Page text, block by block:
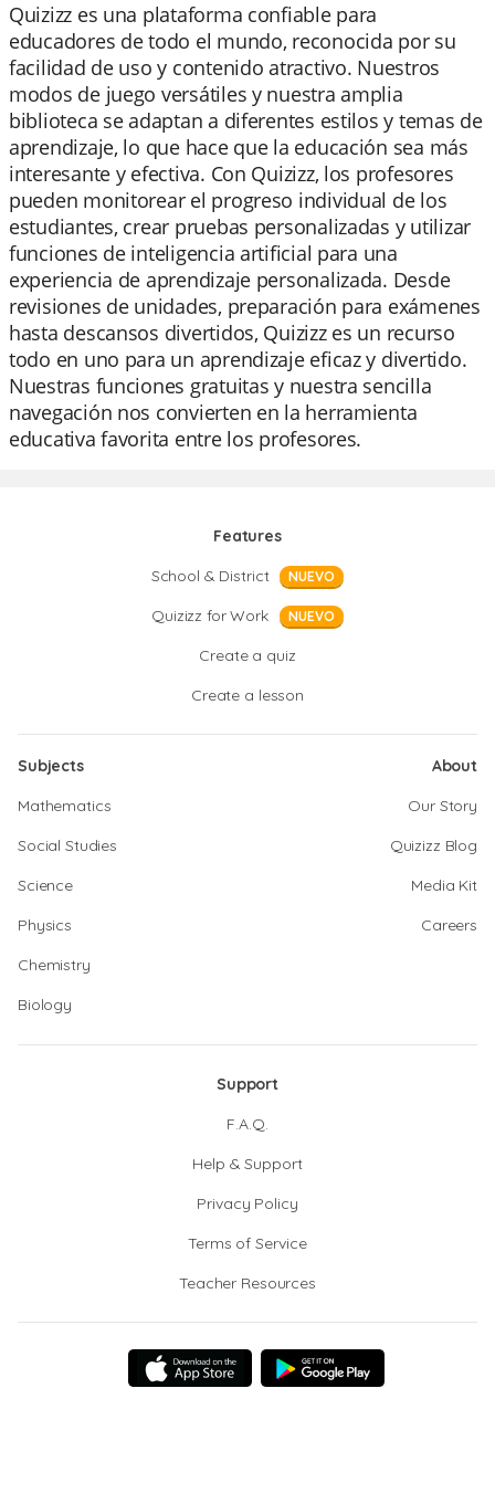
Quizizz es una plataforma confiable para
educadores de todo el mundo, reconocida por su
facilidad de uso y contenido atractivo. Nuestros
modos de juego versátiles y nuestra amplia
biblioteca se adaptan a diferentes estilos y temas de
aprendizaje, lo que hace que la educación sea más
interesante y efectiva. Con Quizizz, los profesores
pueden monitorear el progreso individual de los
estudiantes, crear pruebas personalizadas y utilizar
funciones de inteligencia artificial para una
experiencia de aprendizaje personalizada. Desde
revisiones de unidades, preparación para exámenes
hasta descansos divertidos, Quizizz es un recurso
todo en uno para un aprendizaje eficaz y divertido.
Nuestras funciones gratuitas y nuestra sencilla
navegación nos convierten en la herramienta
educativa favorita entre los profesores.
Features
School & District
NUEVO
Quizizz for Work NUEVO
Create a quiz
Create a lesson
Subjects
Mathematics
Social Studies
Science
Physics
Chemistry
Biology
About
Our Story
Quizizz Blog
Media Kit
Careers
Support
F.A.Q.
Help & Support
Privacy Policy
Terms of Service
Teacher Resources